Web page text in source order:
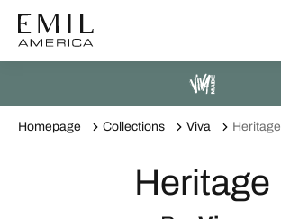
Homepage Collections Viva Heritage
Heritage